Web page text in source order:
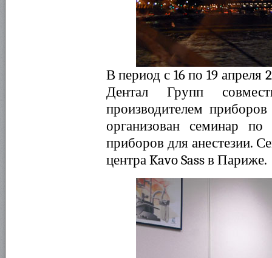
В период с 16 по 19 апреля
Дентал Групп
производителем
организован семинар
приборов для анестезии.
центра Kavo Sass в Париже.